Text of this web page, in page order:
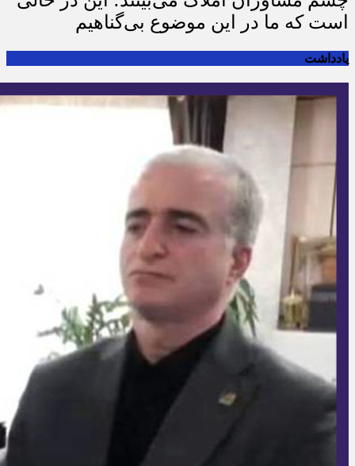
است که ما در این موضوع بی‌گناهیم
یادداشت